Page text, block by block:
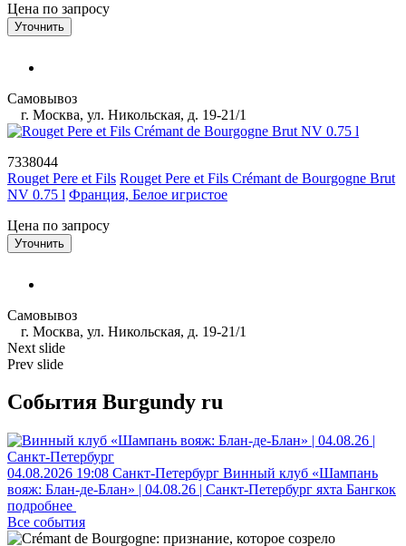
Цена по запросу
Уточнить
Самовывоз
г. Москва, ул. Никольская, д. 19-21/1
7338044
Rouget Pere et Fils Rouget Pere et Fils Crémant de Bourgogne Brut
NV 0.75 l Франция, Белое игристое
Цена по запросу
Уточнить
Самовывоз
г. Москва, ул. Никольская, д. 19-21/1
Next slide
Prev slide
События Burgundy ru
04.08.2026 19:08 Санкт-Петербург Винный клуб «Шампань
вояж: Блан-де-Блан» | 04.08.26 | Санкт-Петербург яхта Бангкок
подробнее
Все события